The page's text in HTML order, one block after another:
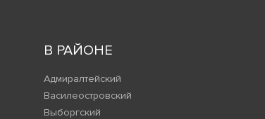
В РАЙОНЕ
Адмиралтейский
Василеостровский
Выборгский